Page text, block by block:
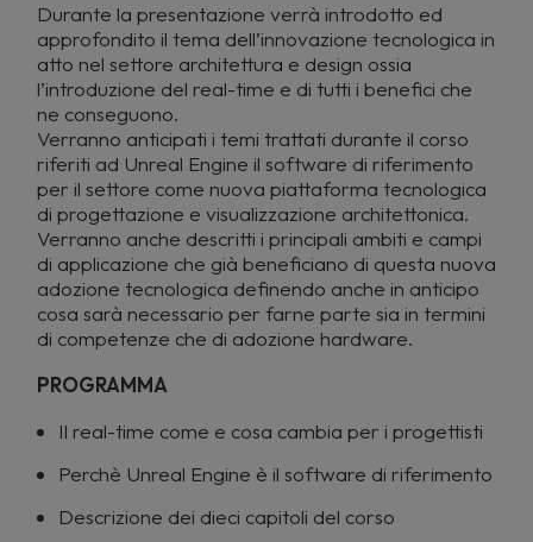
Durante la presentazione verrà introdotto ed
approfondito il tema dell’innovazione tecnologica in
atto nel settore architettura e design ossia
l’introduzione del real-time e di tutti i benefici che
ne conseguono.
Verranno anticipati i temi trattati durante il corso
riferiti ad Unreal Engine il software di riferimento
per il settore come nuova piattaforma tecnologica
di progettazione e visualizzazione architettonica.
Verranno anche descritti i principali ambiti e campi
di applicazione che già beneficiano di questa nuova
adozione tecnologica definendo anche in anticipo
cosa sarà necessario per farne parte sia in termini
di competenze che di adozione hardware.
PROGRAMMA
Il real-time come e cosa cambia per i progettisti
Perchè Unreal Engine è il software di riferimento
Descrizione dei dieci capitoli del corso